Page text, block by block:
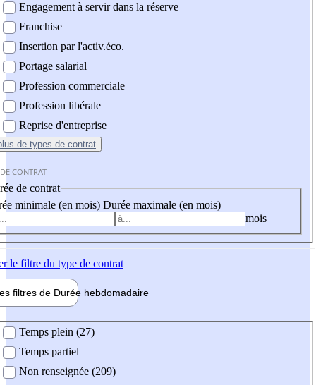
Engagement à servir dans la réserve
Franchise
Insertion par l'activ.éco.
Portage salarial
Profession commerciale
Profession libérale
Reprise d'entreprise
de types de contrat
CONTRAT
de contrat
minimale (en mois) Durée maximale (en mois)
mois
le filtre du type de contrat
filtres de Durée hebdomadaire
Temps plein (27)
Temps partiel
Non renseignée (209)